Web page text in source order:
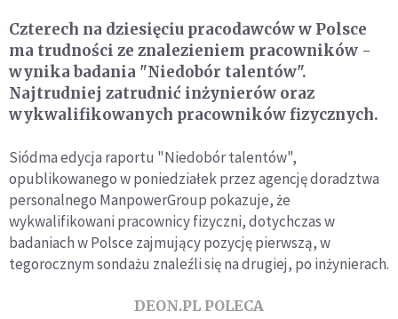
Czterech na dziesięciu pracodawców w Polsce
ma trudności ze znalezieniem pracowników -
wynika badania "Niedobór talentów".
Najtrudniej zatrudnić inżynierów oraz
wykwalifikowanych pracowników fizycznych.
Siódma edycja raportu "Niedobór talentów",
opublikowanego w poniedziałek przez agencję doradztwa
personalnego ManpowerGroup pokazuje, że
wykwalifikowani pracownicy fizyczni, dotychczas w
badaniach w Polsce zajmujący pozycję pierwszą, w
tegorocznym sondażu znaleźli się na drugiej, po inżynierach.
DEON.PL POLECA